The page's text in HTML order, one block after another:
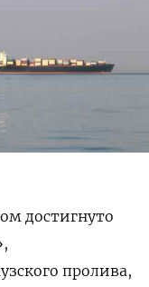
достигнуто
пролива,